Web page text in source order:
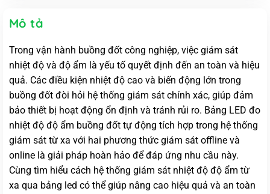
Mô tả
Trong vận hành buồng đốt công nghiệp, việc giám sát
nhiệt độ và độ ẩm là yếu tố quyết định đến an toàn và hiệu
quả. Các điều kiện nhiệt độ cao và biến động lớn trong
buồng đốt đòi hỏi hệ thống giám sát chính xác, giúp đảm
bảo thiết bị hoạt động ổn định và tránh rủi ro. Bảng LED đo
nhiệt độ độ ẩm buồng đốt tự động tích hợp trong hệ thống
giám sát từ xa với hai phương thức giám sát offline và
online là giải pháp hoàn hảo để đáp ứng nhu cầu này.
Cùng tìm hiểu cách hệ thống giám sát nhiệt độ độ ẩm từ
xa qua bảng led có thể giúp nâng cao hiệu quả và an toàn